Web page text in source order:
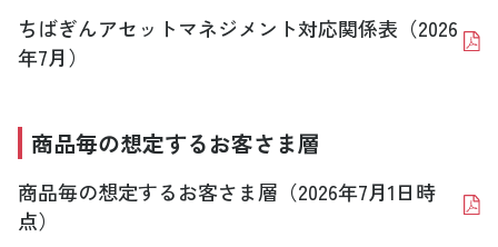
ちばぎんアセットマネジメント対応関係表（2026
年7月）
商品毎の想定するお客さま層
商品毎の想定するお客さま層（2026年7月1日時
点）